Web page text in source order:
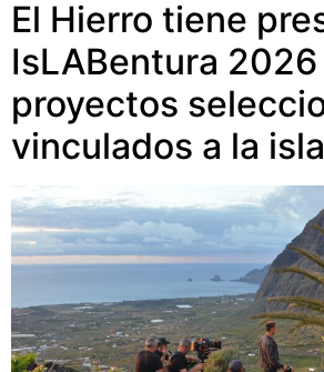
El Hierro tiene
IsLABentura
proyectos
vinculados a la isla